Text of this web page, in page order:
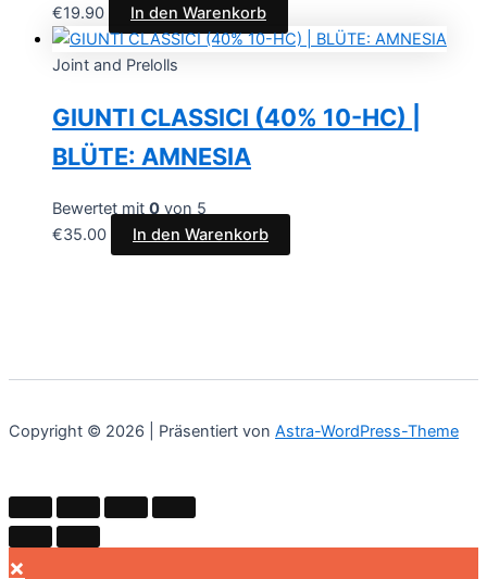
€19.90 In den Warenkorb
Joint and Prelolls
GIUNTI CLASSICI (40% 10-HC) |
BLÜTE: AMNESIA
Bewertet mit 0 von 5
€35.00 In den Warenkorb
Copyright © 2026 | Präsentiert von Astra-WordPress-Theme
×